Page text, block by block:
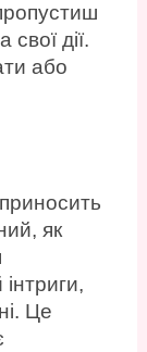
свої дії.
або
як
Це